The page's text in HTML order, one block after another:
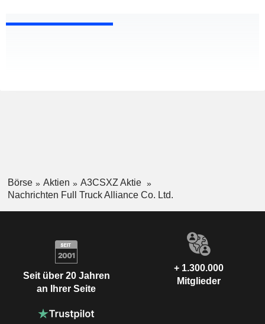
Börse Aktien
A3CSXZ Aktie
Nachrichten Full Truck Alliance Co. Ltd.
Seit über 20 Jahren
an Ihrer Seite
+ 1.300.000
Mitglieder